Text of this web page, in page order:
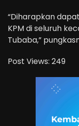
“Diharapkan
KPM di seluruh
Tubaba,”
Post Views: 249